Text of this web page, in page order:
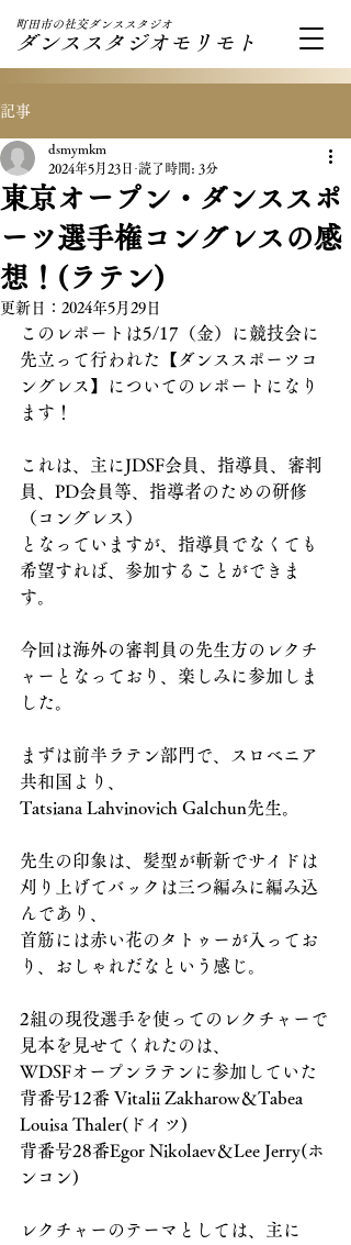
町田市の社交ダンススタジオ
ダンススタジオモリモト
記事
東京オープン・ダンススポ
ーツ選手権コングレスの感
想！(ラテン)
dsmymkm
2024年5月23日 読了時間: 3分
更新日： 2024年5月29日
このレポートは5/17（金）に競技会に
先立って行われた【ダンススポーツコ
ングレス】についてのレポートになり
ます！
これは、主にJDSF会員、指導員、審判
員、PD会員等、指導者のための研修
（コングレス）
となっていますが、指導員でなくても
希望すれば、参加することができま
す。
今回は海外の審判員の先生方のレクチ
ャーとなっており、楽しみに参加しま
した。
まずは前半ラテン部門で、スロベニア
共和国より、
Tatsiana Lahvinovich Galchun先生。
先生の印象は、髪型が斬新でサイドは
刈り上げてバックは三つ編みに編み込
んであり、
首筋には赤い花のタトゥーが入ってお
り、おしゃれだなという感じ。
2組の現役選手を使ってのレクチャーで
見本を見せてくれたのは、
WDSFオープンラテンに参加していた
背番号12番 Vitalii Zakharow＆Tabea
Louisa Thaler(ドイツ)
背番号28番Egor Nikolaev＆Lee Jerry(ホ
ンコン)
レクチャーのテーマとしては、主に